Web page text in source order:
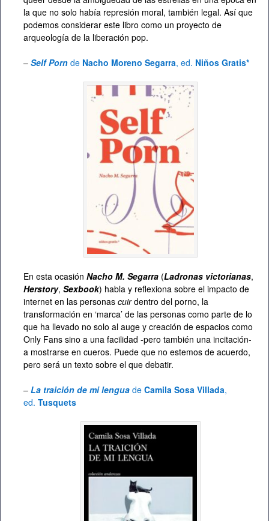
la que no solo había represión moral, también legal. Así que
podemos considerar este libro como un proyecto de
arqueología de la liberación pop.
– Self Porn de Nacho Moreno Segarra, ed. Niños Gratis*
En esta ocasión Nacho M. Segarra (Ladronas victorianas,
Herstory, Sexbook) habla y reflexiona sobre el impacto de
internet en las personas cuirdentro del porno, la
transformación en ‘marca’ de las personas como parte de lo
que ha llevado no solo al auge y creación de espacios como
Only Fans sino a una facilidad -pero también una incitación-
a mostrarse en cueros. Puede que no estemos de acuerdo,
pero será un texto sobre el que debatir.
– La traición de mi lengua de Camila Sosa Villada,
ed. Tusquets